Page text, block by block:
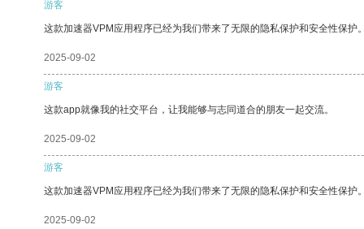
游客
这款加速器VPM应用程序已经为我们带来了无限的隐私保护和安全性保护
2025-09-02
游客
这款app就像我的社交平台，让我能够与志同道合的朋友一起交流。
2025-09-02
游客
这款加速器VPM应用程序已经为我们带来了无限的隐私保护和安全性保护
2025-09-02